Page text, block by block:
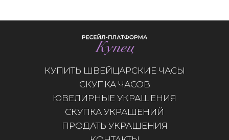
КУПИТЬ ШВЕЙЦАРСКИЕ ЧАСЫ
СКУПКА ЧАСОВ
ЮВЕЛИРНЫЕ УКРАШЕНИЯ
СКУПКА УКРАШЕНИЙ
ПРОДАТЬ УКРАШЕНИЯ